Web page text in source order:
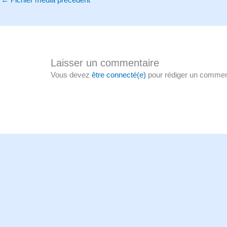
Laisser un commentaire
Vous devezêtre connecté(e) pour rédiger un